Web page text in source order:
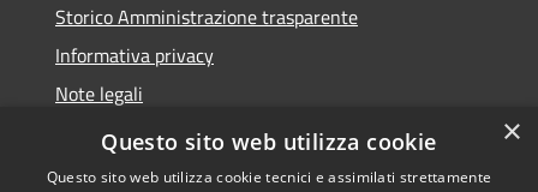
Storico Amministrazione trasparente
Informativa privacy
Note legali
Dichiarazione di accessibilità
×
Questo sito web utilizza cookie
Questo sito web utilizza cookie tecnici e assimilati strettamente